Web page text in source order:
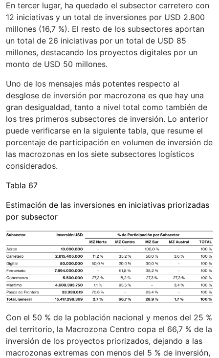
En tercer lugar, ha quedado el subsector carretero con
12 iniciativas y un total de inversiones por USD 2.800
millones (16,7 %). El resto de los subsectores aportan
un total de 26 iniciativas por un total de USD 85
millones, destacando los proyectos digitales por un
monto de USD 50 millones.
Uno de los mensajes más potentes respecto al
desglose de inversión por macrozona es que hay una
gran desigualdad, tanto a nivel total como también de
los tres primeros subsectores de inversión. Lo anterior
puede verificarse en la siguiente tabla, que resume el
porcentaje de participación en volumen de inversión de
las macrozonas en los siete subsectores logísticos
considerados.
Tabla 67
Estimación de las inversiones en iniciativas priorizadas
por subsector
Con el 50 % de la población nacional y menos del 25 %
del territorio, la Macrozona Centro copa el 66,7 % de la
inversión de los proyectos priorizados, dejando a las
macrozonas extremas con menos del 5 % de inversión,